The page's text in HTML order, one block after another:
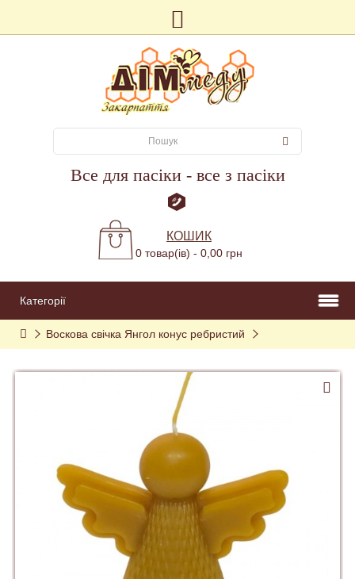
Все для пасіки - все з пасіки
КОШИК
0 товар(ів) - 0,00 грн
Категорії
Воскова свічка Янгол конус ребристий